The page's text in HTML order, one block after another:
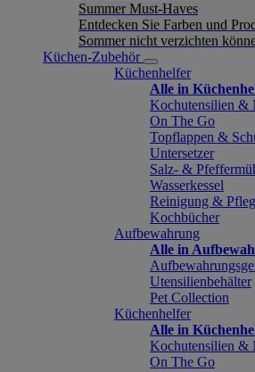
Summer Must-Haves
Entdecken Sie Farben und
Sommer nicht verzichten
Küchen-Zubehör
Küchenhelfer
Alle in
Kochutensilien &
On The Go
Topflappen &
Untersetzer
Salz- &
Wasserkessel
Reinigung &
Kochbücher
Aufbewahrung
Alle in
Utensilienbehälter
Pet Collection
Küchenhelfer
Alle in
Kochutensilien &
On The Go